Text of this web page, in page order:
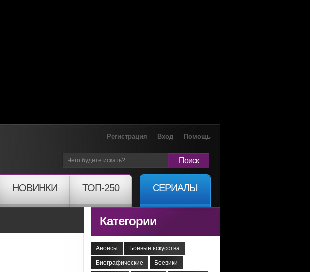
Регистрация Вход Помощь
Поиск
НОВИНКИ ТОП-250 СЕРИАЛЫ
Категории
Анонсы Боевые искусства
Биографические Боевики